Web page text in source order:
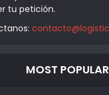
tu petición.
MOST POPULAR